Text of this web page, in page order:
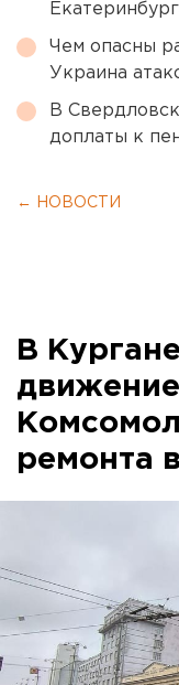
Чем опасны
Украина
В
доплаты к
← НОВОСТИ
В
ремонта